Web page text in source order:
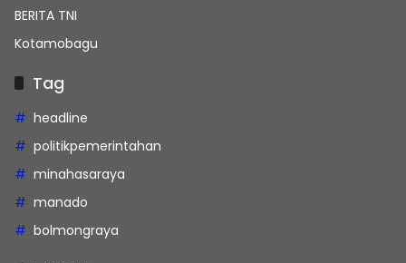
BERITA TNI
Kotamobagu
Tag
headline
politikpemerintahan
minahasaraya
manado
bolmongraya